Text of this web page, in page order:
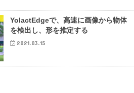
YolactEdgeで、高速に画像から物体
を検出し、形を推定する
2021.03.15